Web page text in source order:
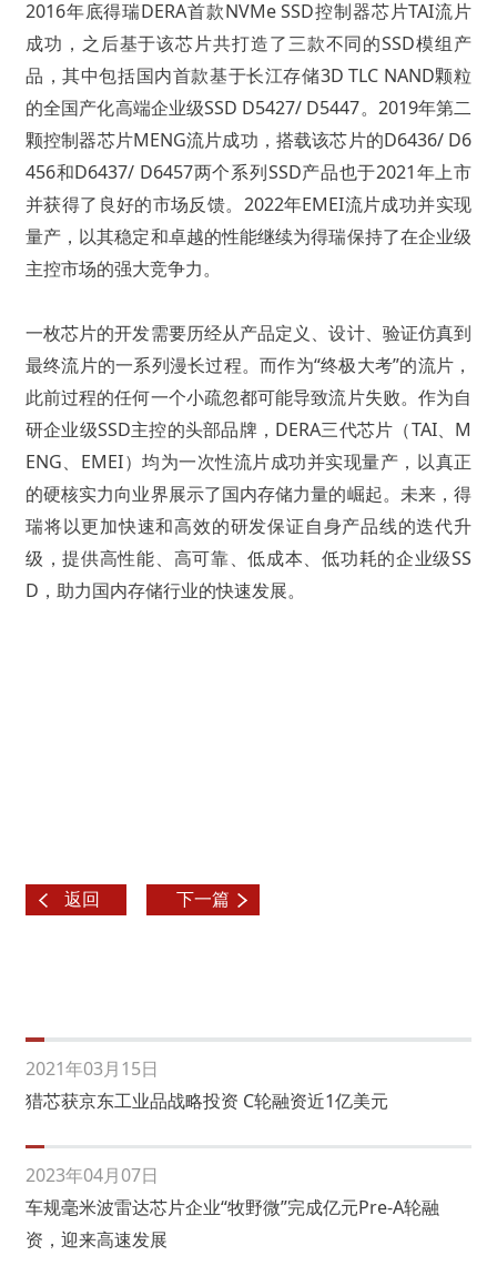
2016年底得瑞DERA首款NVMe SSD控制器芯片TAI流片
成功，之后基于该芯片共打造了三款不同的SSD模组产
品，其中包括国内首款基于长江存储3D TLC NAND颗粒
的全国产化高端企业级SSD D5427/ D5447。2019年第二
颗控制器芯片MENG流片成功，搭载该芯片的D6436/ D6
456和D6437/ D6457两个系列SSD产品也于2021年上市
并获得了良好的市场反馈。2022年EMEI流片成功并实现
量产，以其稳定和卓越的性能继续为得瑞保持了在企业级
主控市场的强大竞争力。
一枚芯片的开发需要历经从产品定义、设计、验证仿真到
最终流片的一系列漫长过程。而作为“终极大考”的流片，
此前过程的任何一个小疏忽都可能导致流片失败。作为自
研企业级SSD主控的头部品牌，DERA三代芯片（TAI、M
ENG、EMEI）均为一次性流片成功并实现量产，以真正
的硬核实力向业界展示了国内存储力量的崛起。未来，得
瑞将以更加快速和高效的研发保证自身产品线的迭代升
级，提供高性能、高可靠、低成本、低功耗的企业级SS
D，助力国内存储行业的快速发展。
返回 下一篇
2021年03月15日
猎芯获京东工业品战略投资 C轮融资近1亿美元
2023年04月07日
车规毫米波雷达芯片企业“牧野微”完成亿元Pre-A轮融
资，迎来高速发展